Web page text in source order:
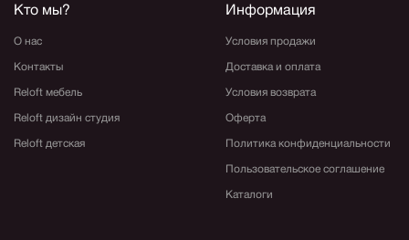
Кто мы?
О нас
Контакты
Reloft мебель
Reloft дизайн студия
Reloft детская
Информация
Условия продажи
Доставка и оплата
Условия возврата
Оферта
Политика конфиденциальности
Пользовательское соглашение
Каталоги